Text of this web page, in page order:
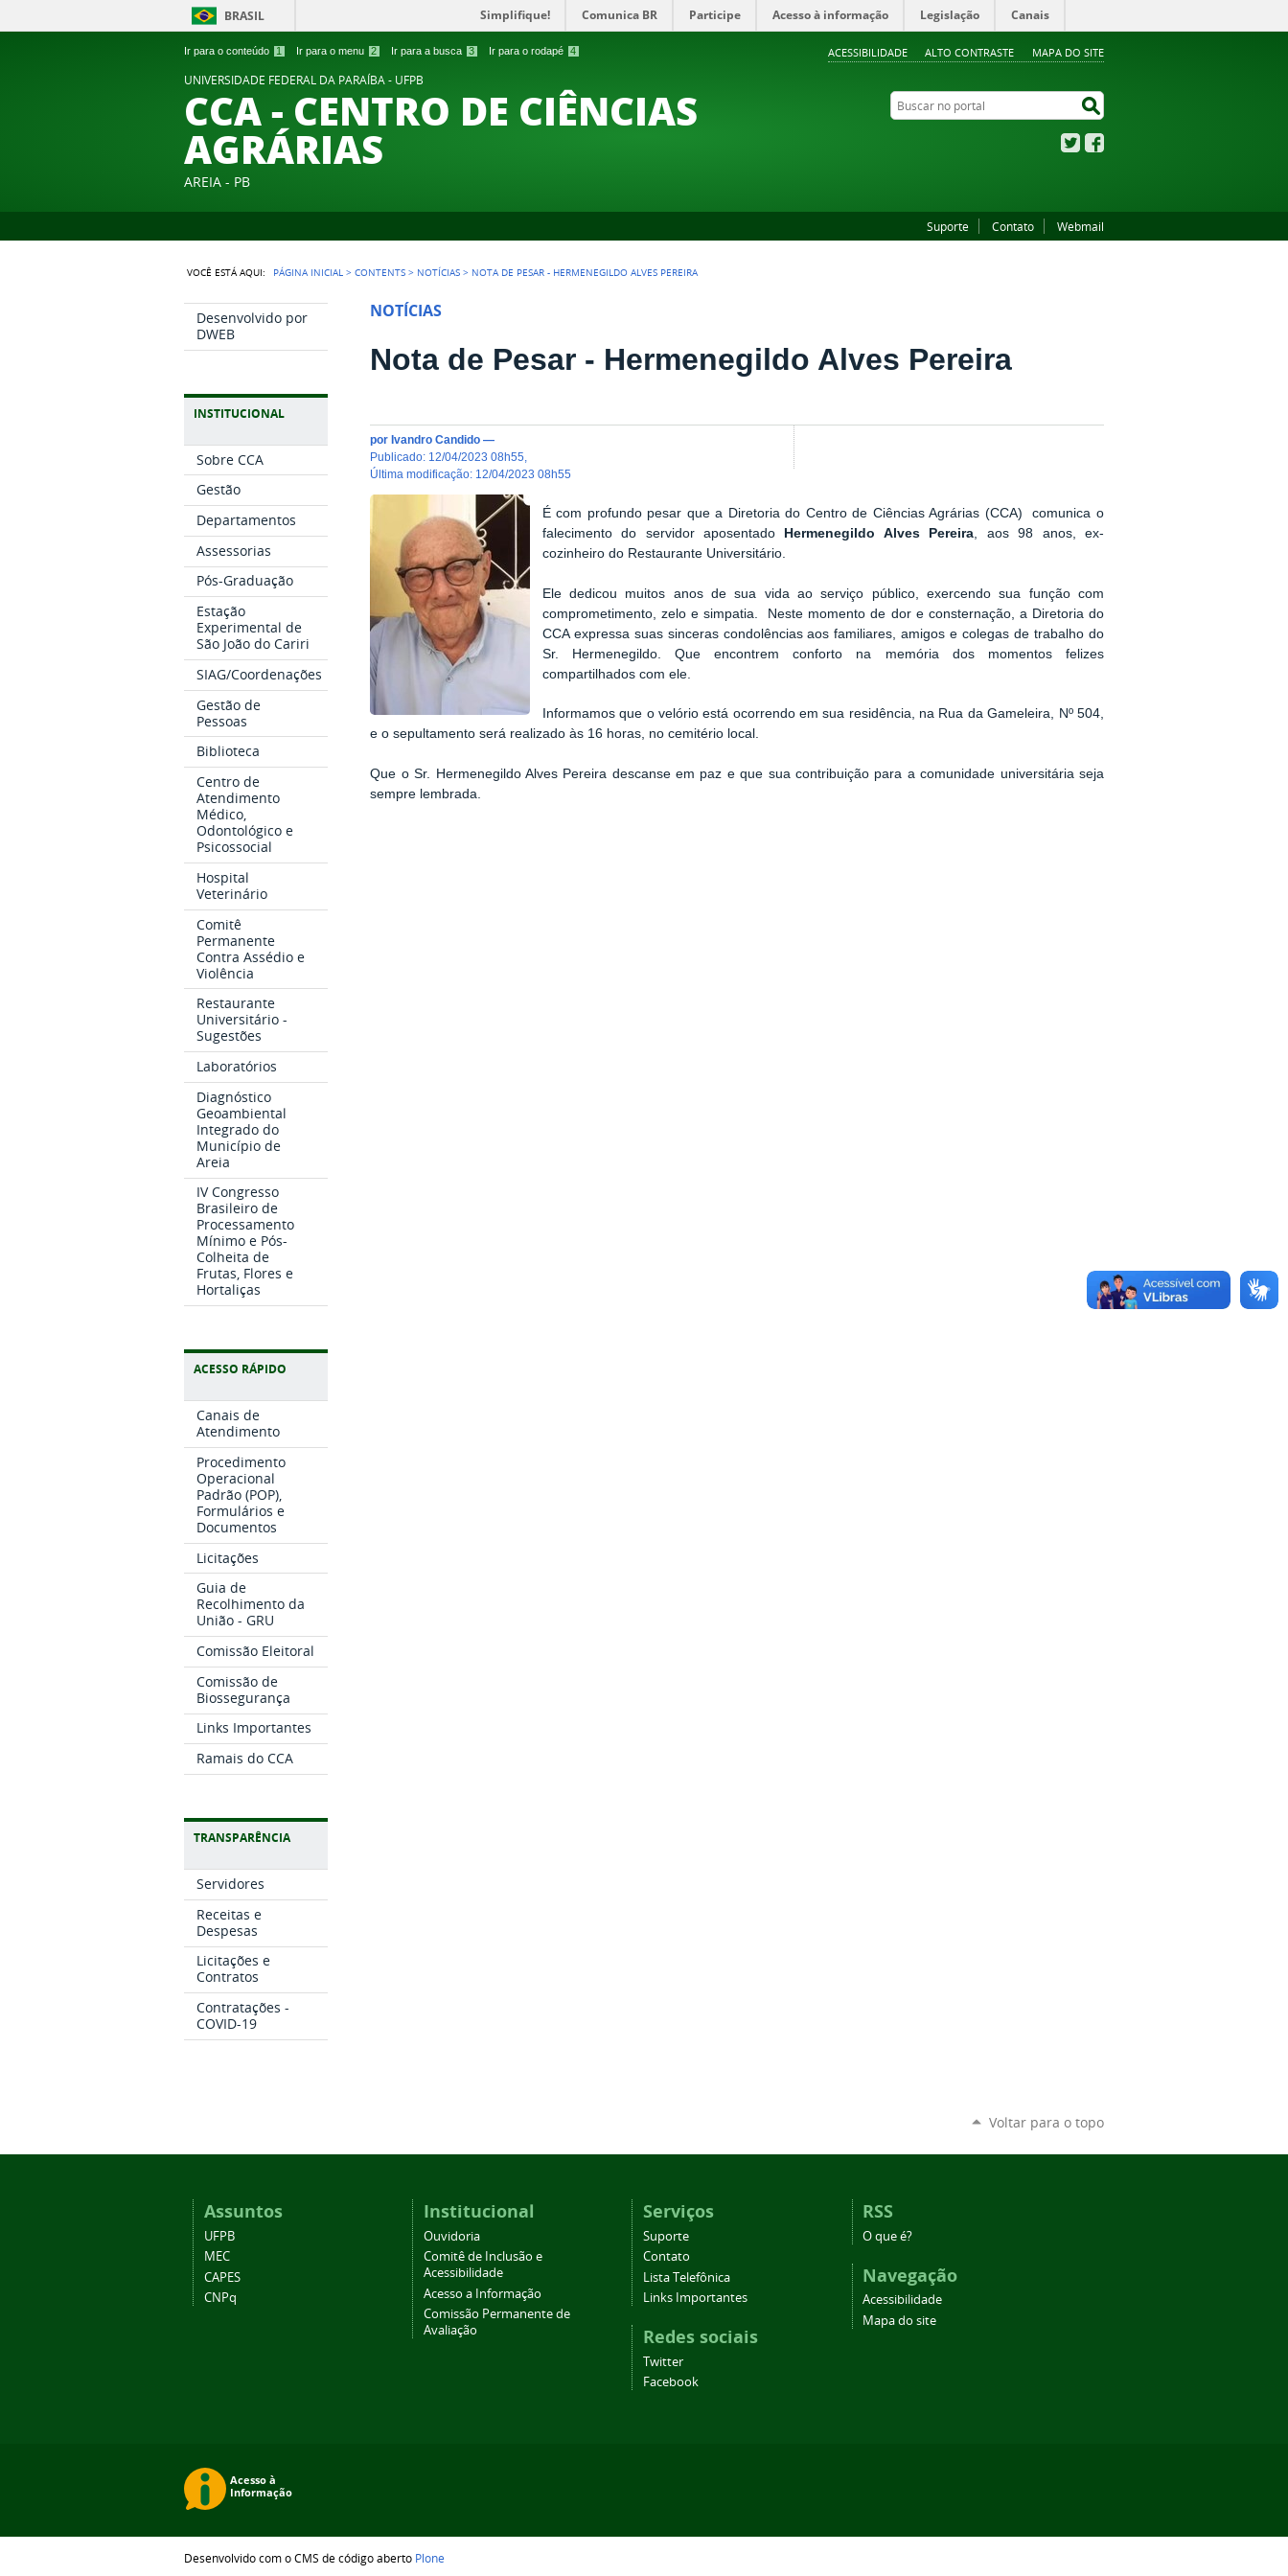
Ir para o conteúdo 1 Ir para o menu 2 Ir para a busca 3 Ir para o rodapé 4 ACESSIBILIDADE ALTO CONTRASTE MAPA DO SITE
BRASIL Simplifique! Comunica BR Participe Acesso à informação Legislação Canais
UNIVERSIDADE FEDERAL DA PARAÍBA - UFPB
CCA - CENTRO DE CIÊNCIAS
AGRÁRIAS
AREIA - PB
Buscar no portal
Twitter
Suporte Contato Webmail
VOCÊ ESTÁ AQUI: PÁGINA INICIAL >CONTENTS > NOTÍCIAS > NOTA DE PESAR - HERMENEGILDO ALVES PEREIRA
Desenvolvido por
DWEB
INSTITUCIONAL
Sobre CCA
Gestão
Departamentos
Assessorias
Pós-Graduação
Estação
Experimental de
São João do Cariri
SIAG/Coordenações
Gestão de
Pessoas
Biblioteca
Centro de
Atendimento
Médico,
Odontológico e
Psicossocial
Hospital
Veterinário
Comitê
Permanente
Contra Assédio e
Violência
Restaurante
Universitário -
Sugestões
Laboratórios
Diagnóstico
Geoambiental
Integrado do
Município de
Areia
IV Congresso
Brasileiro de
Processamento
Mínimo e Pós-
Colheita de
Frutas, Flores e
Hortaliças
ACESSO RÁPIDO
Canais de
Atendimento
Procedimento
Operacional
Padrão (POP),
Formulários e
Documentos
Licitações
Guia de
Recolhimento da
União - GRU
Comissão Eleitoral
Comissão de
Biossegurança
Links Importantes
Ramais do CCA
TRANSPARÊNCIA
Servidores
Receitas e
Despesas
Licitações e
Contratos
Contratações -
COVID-19
NOTÍCIAS
Nota de Pesar - Hermenegildo Alves Pereira
por Ivandro Candido —
publicado: 12/04/2023 08h55
última modificação: 12/04/2023 08h55
É com profundo pesar que a Diretoria do Centro de Ciências Agrárias (CCA) comunica o
falecimento do servidor aposentado
Hermenegildo Alves Pereira , aos 98 anos, ex-
cozinheiro do Restaurante Universitário.
Ele dedicou muitos anos de sua vida ao serviço público, exercendo sua função com
comprometimento, zelo e simpatia. Neste momento de dor e consternação, a Diretoria do
CCA expressa suas sinceras condolências aos familiares, amigos e colegas de trabalho do
Sr. Hermenegildo. Que encontrem conforto na memória dos momentos felizes
compartilhados com ele.
Informamos que o velório está ocorrendo em sua residência, na Rua da Gameleira, Nº 504,
e o sepultamento será realizado às 16 horas, no cemitério local.
Que o Sr. Hermenegildo Alves Pereira descanse em paz e que sua contribuição para a comunidade universitária seja
sempre lembrada.
Voltar para o topo
Assuntos
UFPB
MEC
CAPES
CNPq
Institucional
Ouvidoria
Comitê de Inclusão e
Acessibilidade
Acesso a Informação
Comissão Permanente de
Avaliação
Serviços
Suporte
Contato
Lista Telefônica
Links Importantes
Redes sociais
Twitter
Facebook
RSS
O que é?
Navegação
Acessibilidade
Mapa do site
Desenvolvido com o CMS de código aberto Plone